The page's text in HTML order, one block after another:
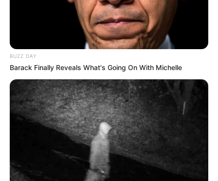
BUZZ DAY
Barack Finally Reveals What's Going On With Michelle